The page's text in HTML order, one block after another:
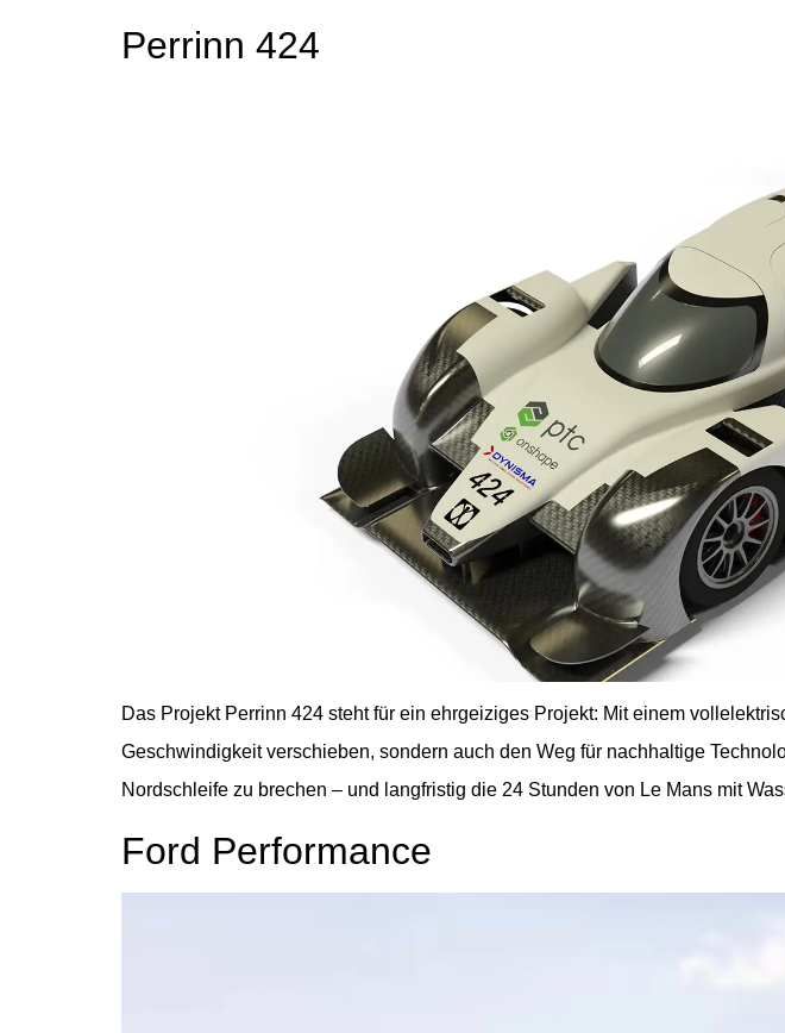
Perrinn 424
Das Projekt Perrinn 424 steht für ein ehrgeiziges Projekt: Mit einem
Geschwindigkeit verschieben, sondern auch den Weg für nachhaltige
Nordschleife zu brechen – und langfristig die 24 Stunden von Le Mans mit
Ford Performance